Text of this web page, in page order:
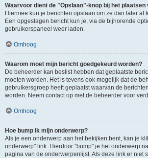
Waarvoor dient de "Opslaan"-knop bij het plaatsen
Hiermee kun je berichten opslaan om ze dan later af
Een opgeslagen bericht kun je, via de bijhorende
gebruikerspaneel weer laden.
Omhoog
Waarom moet mijn bericht goedgekeurd worden?
De beheerder kan beslist hebben dat geplaatste
moeten worden. Het is tevens ook mogelijk dat de
gebruikersgroep heeft geplaatst waarvan de
worden. Neem contact op met de beheerder voor
Omhoog
Hoe bump ik mijn onderwerp?
Als je een onderwerp aan het bekijken bent, kan je
onderwerp" link. Hierdoor "bump" je het onderwerp
pagina van de onderwerpenlijst. Als deze link er niet